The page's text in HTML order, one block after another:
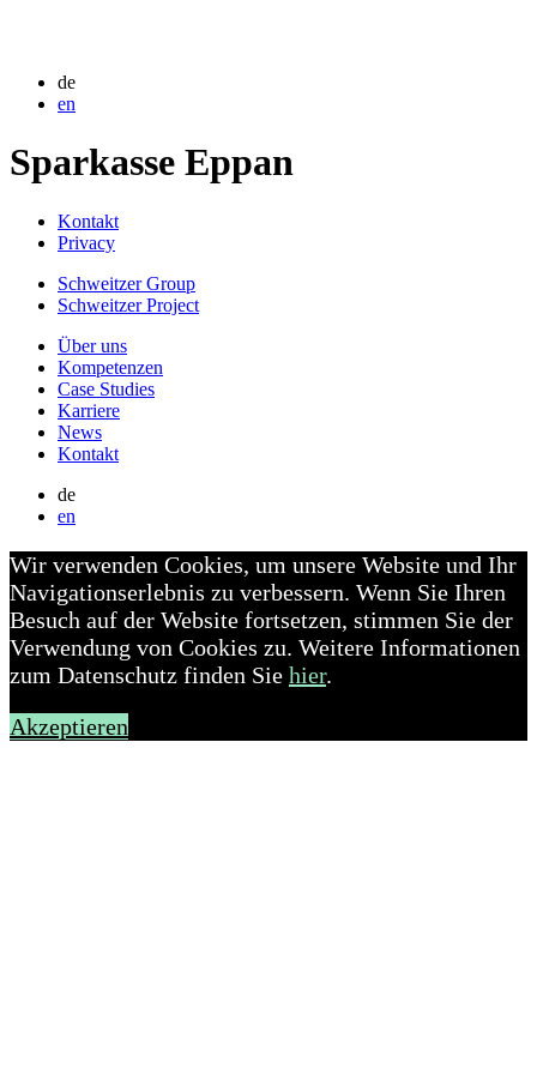
de
en
Sparkasse Eppan
Kontakt
Privacy
Schweitzer Group
Schweitzer Project
Über uns
Kompetenzen
Case Studies
Karriere
News
Kontakt
de
en
Wir verwenden Cookies, um unsere Website und Ihr
Navigationserlebnis zu verbessern. Wenn Sie Ihren
Besuch auf der Website fortsetzen, stimmen Sie der
Verwendung von Cookies zu. Weitere Informationen
zum Datenschutz finden Sie hier.
Akzeptieren